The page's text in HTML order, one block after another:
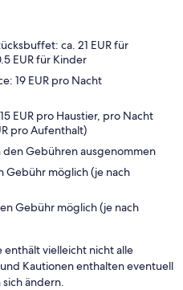
ca. 21 EUR für
EUR für Kinder
19 EUR pro Nacht
EUR pro Haustier, pro Nacht
pro Aufenthalt)
den Gebühren ausgenommen
Gebühr möglich (je nach
Gebühr möglich (je nach
vielleicht nicht alle
Kautionen enthalten eventuell
ändern.